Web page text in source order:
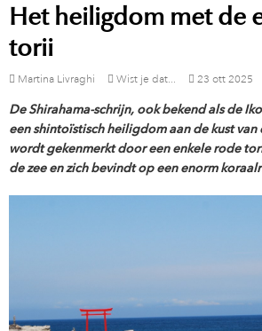
Het heiligdom met de
torii
Martina Livraghi Wist je dat... 23 ott 2025
De Shirahama-schrijn, ook bekend als de
een shintoïstisch heiligdom aan de kust van
wordt gekenmerkt door een enkele rode
de zee en zich bevindt op een enorm